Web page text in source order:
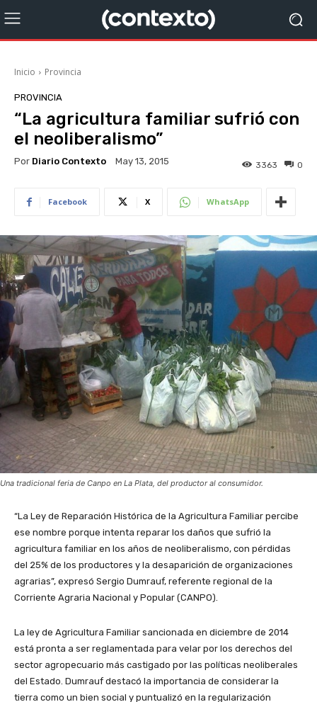
Inicio Provincia
PROVINCIA
“La agricultura familiar sufrió con
el neoliberalismo”
Por Diario Contexto May 13, 2015 0
3363
Facebook X WhatsApp
Una tradicional feria de Canpo en La Plata, del productor al consumidor.
“La Ley de Reparación Histórica de la Agricultura Familiar percibe
ese nombre porque intenta reparar los daños que sufrió la
agricultura familiar en los años de neoliberalismo, con pérdidas
del 25% de los productores y la desaparición de organizaciones
agrarias”, expresó Sergio Dumrauf, referente regional de la
Corriente Agraria Nacional y Popular (CANPO).
La ley de Agricultura Familiar sancionada en diciembre de 2014
está pronta a ser reglamentada para velar por los derechos del
sector agropecuario más castigado por las políticas neoliberales
del Estado. Dumrauf destacó la importancia de considerar la
tierra como un bien social y puntualizó en la regularización